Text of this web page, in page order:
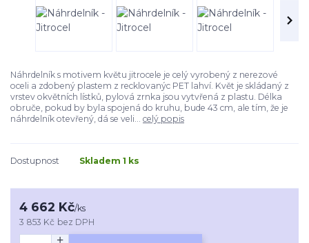
Náhrdelník s motivem květu jitrocele je celý vyrobený z nerezové
oceli a zdobený plastem z recklovanýc PET lahví. Květ je skládaný z
vrstev okvětních lístků, pylová zrnka jsou vytvřená z plastu. Délka
obruče, pokud by byla spojená do kruhu, bude 43 cm, ale tím, že je
náhrdelník otevřený, dá se veli... celý popis
Dostupnost Skladem 1 ks
4 662 Kč/ks
3 853 Kč bez DPH